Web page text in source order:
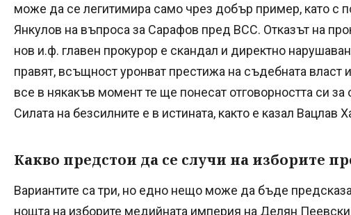
може да се легитимира само чрез добър пример, като с
Янкулов на въпроса за Сарафов пред ВСС. Отказът на
нов и.ф. главен прокурор е скандал и директно
правят, всъщност уронват престижа на съдебната власт
все в някакъв момент те ще понесат отговорността си за
Силата на безсилните е в истината, както е казал Вацлав
Какво предстои да се случи на изборите
Вариантите са три, но едно нещо може да бъде
нощта на изборите медийната империя на Делян